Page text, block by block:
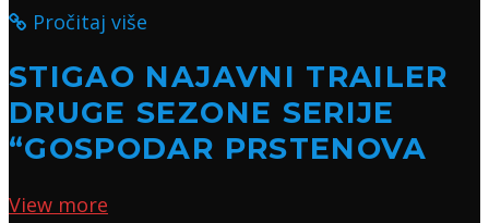
Pročitaj više
STIGAO NAJAVNI TRAILER
DRUGE SEZONE SERIJE
“GOSPODAR PRSTENOVA
View more